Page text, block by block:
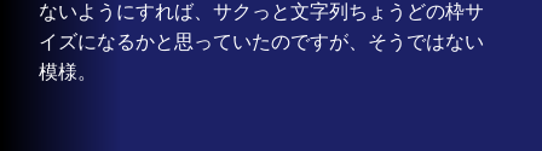
ないようにすれば、サクっと文字列ちょうどの枠サ
イズになるかと思っていたのですが、そうではない
模様。